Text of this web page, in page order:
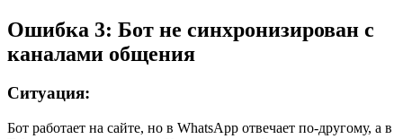
Ошибка 3: Бот не синхронизирован с
каналами общения
Ситуация:
Бот работает на сайте, но в WhatsApp отвечает по-другому, а в